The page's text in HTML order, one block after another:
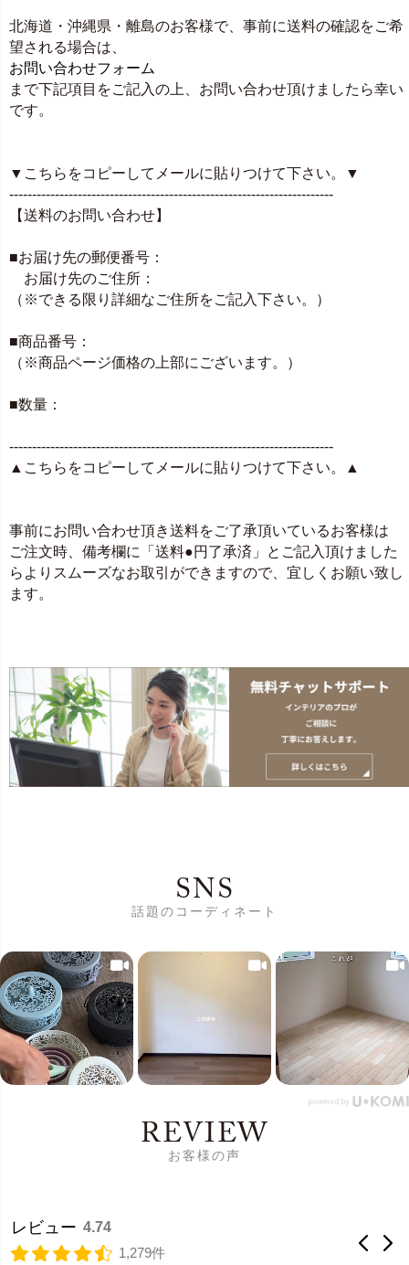
北海道・沖縄県・離島のお客様で、事前に送料の確認をご希
望される場合は、
お問い合わせフォーム
まで下記項目をご記入の上、お問い合わせ頂けましたら幸い
です。
▼こちらをコピーしてメールに貼りつけて下さい。▼
-----------------------------------------------------------------------
【送料のお問い合わせ】
■お届け先の郵便番号：
お届け先のご住所：
（※できる限り詳細なご住所をご記入下さい。）
■商品番号：
（※商品ページ価格の上部にございます。）
■数量：
-----------------------------------------------------------------------
▲こちらをコピーしてメールに貼りつけて下さい。▲
事前にお問い合わせ頂き送料をご了承頂いているお客様は
ご注文時、備考欄に「送料●円了承済」とご記入頂けました
らよりスムーズなお取引ができますので、宜しくお願い致し
ます。
SNS
話題のコーディネート
REVIEW
お客様の声
レビュー 4.74
1,279件